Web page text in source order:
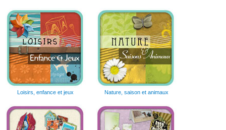
Loisirs, enfance et jeux Nature, saison et animaux